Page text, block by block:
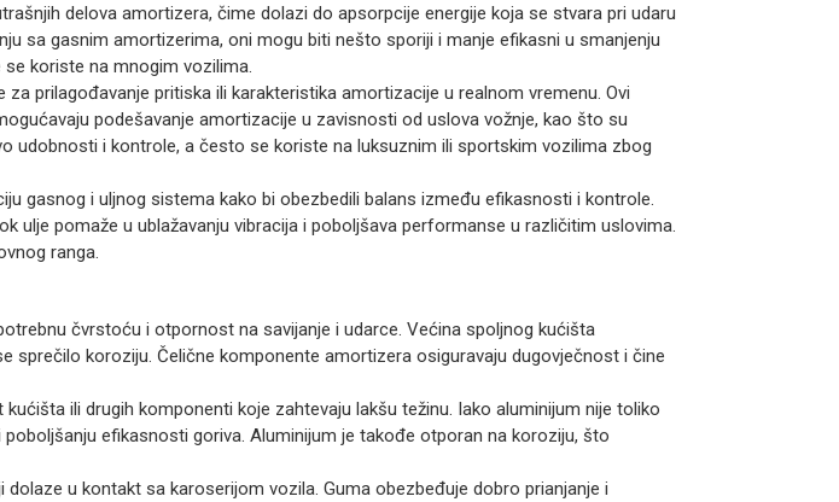
delova amortizera, čime dolazi do apsorpcije energije koja se stvara pri udaru
sa gasnim amortizerima, oni mogu biti nešto sporiji i manje efikasni u smanjenju
koriste na mnogim vozilima.
prilagođavanje pritiska ili karakteristika amortizacije u realnom vremenu. Ovi
podešavanje amortizacije u zavisnosti od uslova vožnje, kao što su
udobnosti i kontrole, a često se koriste na luksuznim ili sportskim vozilima zbog
gasnog i uljnog sistema kako bi obezbedili balans između efikasnosti i kontrole.
ulje pomaže u ublažavanju vibracija i poboljšava performanse u različitim uslovima.
ranga.
čvrstoću i otpornost na savijanje i udarce. Većina spoljnog kućišta
koroziju. Čelične komponente amortizera osiguravaju dugovječnost i čine
ili drugih komponenti koje zahtevaju lakšu težinu. Iako aluminijum nije toliko
efikasnosti goriva. Aluminijum je takođe otporan na koroziju, što
u kontakt sa karoserijom vozila. Guma obezbeđuje dobro prianjanje i